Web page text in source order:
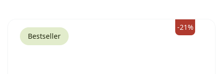
Bestseller
-21%